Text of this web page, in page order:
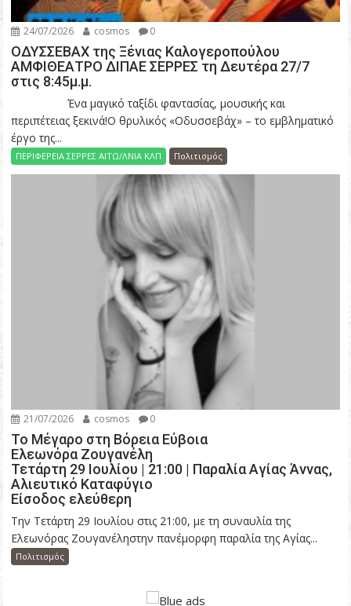
24/07/2026 cosmos 0
ΟΔΥΣΣΕΒΑΧ της Ξένιας Καλογεροπούλου
ΑΜΦΙΘΕΑΤΡΟ ΔΙΠΑΕ ΣΕΡΡΕΣ τη Δευτέρα 27/7
στις 8:45μ.μ.
Ένα μαγικό ταξίδι φαντασίας, μουσικής και
περιπέτειας ξεκινά!Ο θρυλικός «Οδυσσεβάχ» – το εμβληματικό
έργο της...
ΠΕΡΙΦΕΡΕΙΑ ΣΕΡΡΕΣ ΑΙΤΩ/ΛΝΙΑ ΚΛΠ Πολιτισμός
21/07/2026 cosmos 0
Το Μέγαρο στη Βόρεια Εύβοια
Ελεωνόρα Ζουγανέλη
Τετάρτη 29 Ιουλίου | 21:00 | Παραλία Αγίας Άννας,
Αλιευτικό Καταφύγιο
Είσοδος ελεύθερη
Την Τετάρτη 29 Ιουλίου στις 21:00, με τη συναυλία της
Ελεωνόρας Ζουγανέληστην πανέμορφη παραλία της Αγίας...
Πολιτισμός